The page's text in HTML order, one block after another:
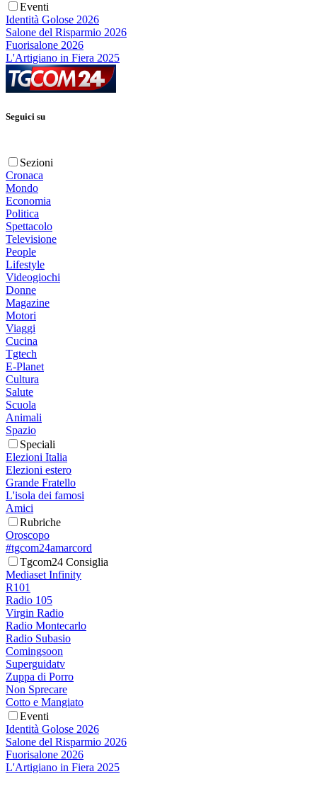
Eventi
Identità Golose 2026
Salone del Risparmio 2026
Fuorisalone 2026
L'Artigiano in Fiera 2025
Seguici su
Sezioni
Cronaca
Mondo
Economia
Politica
Spettacolo
Televisione
People
Lifestyle
Videogiochi
Donne
Magazine
Motori
Viaggi
Cucina
Tgtech
E-Planet
Cultura
Salute
Scuola
Animali
Spazio
Speciali
Elezioni Italia
Elezioni estero
Grande Fratello
L'isola dei famosi
Amici
Rubriche
Oroscopo
#tgcom24amarcord
Tgcom24 Consiglia
Mediaset Infinity
R101
Radio 105
Virgin Radio
Radio Montecarlo
Radio Subasio
Comingsoon
Superguidatv
Zuppa di Porro
Non Sprecare
Cotto e Mangiato
Eventi
Identità Golose 2026
Salone del Risparmio 2026
Fuorisalone 2026
L'Artigiano in Fiera 2025